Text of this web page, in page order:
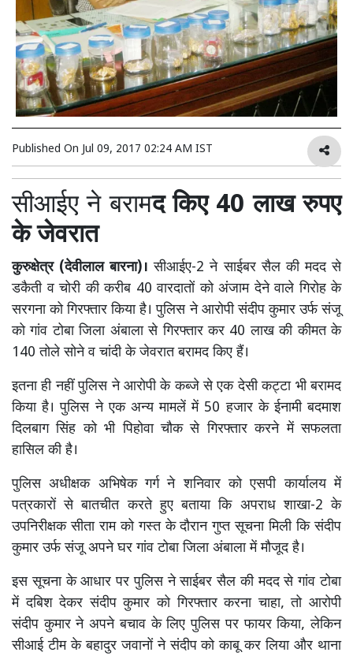
Published On Jul 09, 2017 02:24 AM IST
सीआईए ने बरामद किए 40 लाख रुपए
के जेवरात
कुरुक्षेत्र (देवीलाल बारना)। सीआईए-2 ने साईबर सैल की मदद से
डकैती व चोरी की करीब 40 वारदातों को अंजाम देने वाले गिरोह के
सरगना को गिरफ्तार किया है। पुलिस ने आरोपी संदीप कुमार उर्फ संजू
को गांव टोबा जिला अंबाला से गिरफ्तार कर 40 लाख की कीमत के
140 तोले सोने व चांदी के जेवरात बरामद किए हैं।
इतना ही नहीं पुलिस ने आरोपी के कब्जे से एक देसी कट्टा भी बरामद
किया है। पुलिस ने एक अन्य मामलें में 50 हजार के ईनामी बदमाश
दिलबाग सिंह को भी पिहोवा चौक से गिरफ्तार करने में सफलता
हासिल की है।
पुलिस अधीक्षक अभिषेक गर्ग ने शनिवार को एसपी कार्यालय में
पत्रकारों से बातचीत करते हुए बताया कि अपराध शाखा-2 के
उपनिरीक्षक सीता राम को गस्त के दौरान गुप्त सूचना मिली कि संदीप
कुमार उर्फ संजू अपने घर गांव टोबा जिला अंबाला में मौजूद है।
इस सूचना के आधार पर पुलिस ने साईबर सैल की मदद से गांव टोबा
में दबिश देकर संदीप कुमार को गिरफ्तार करना चाहा, तो आरोपी
संदीप कुमार ने अपने बचाव के लिए पुलिस पर फायर किया, लेकिन
सीआई टीम के बहादुर जवानों ने संदीप को काबू कर लिया और थाना